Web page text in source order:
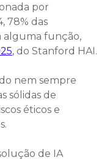
por
78% das
alguma função,
, do Stanford HAI.
nem sempre
sólidas de
éticos e
de IA